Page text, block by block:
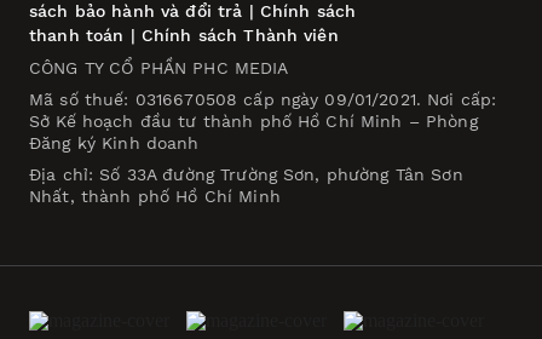
sách bảo hành và đổi trả | Chính sách
thanh toán | Chính sách Thành viên
CÔNG TY CỔ PHẦN PHC MEDIA
Mã số thuế: 0316670508 cấp ngày 09/01/2021. Nơi cấp:
Sở Kế hoạch đầu tư thành phố Hồ Chí Minh – Phòng
Đăng ký Kinh doanh
Địa chỉ: Số 33A đường Trường Sơn, phường Tân Sơn
Nhất, thành phố Hồ Chí Minh